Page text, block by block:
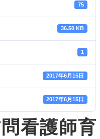
75
36.50 KB
1
2017年6月15日
2017年6月15日
看護師育